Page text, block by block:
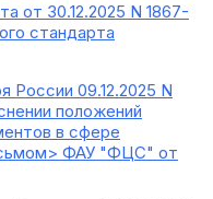
от 30.12.2025 N 1867-
стандарта
09.12.2025 N
положений
в сфере
ФАУ "ФЦС" от